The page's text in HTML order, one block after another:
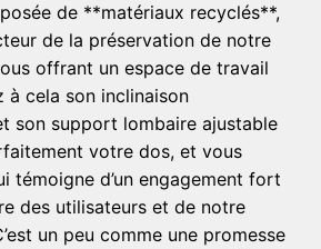
de **matériaux recyclés**,
de la préservation de notre
offrant un espace de travail
à cela son inclinaison
son support lombaire ajustable
votre dos, et vous
témoigne d’un engagement fort
des utilisateurs et de notre
un peu comme une promesse